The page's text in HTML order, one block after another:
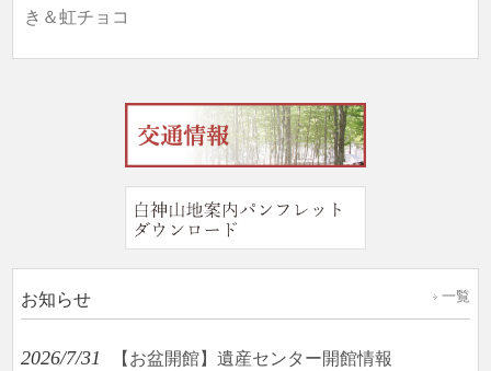
き＆虹チョコ
お知らせ 一覧
2026/7/31 【お盆開館】遺産センター開館情報